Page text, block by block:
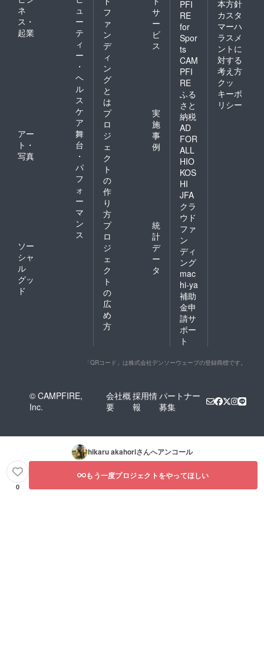
ネ
ス・
起業
ュ
ー
テ
ィ
ー
・
ヘ
ル
ス
ケ
ア
アー
ト・
写真
舞
台
・
パ
フ
ォ
ー
マ
ン
ス
ソー
シャ
ル
グッ
ド
フ
ァ
ン
デ
ィ
ン
グ
と
は
サ
ー
ビ
ス
プ
ロ
ジ
ェ
ク
ト
の
作
り
方
実
施
事
例
プ
ロ
ジ
ェ
ク
ト
の
広
め
方
統
計
デ
ー
タ
PFI
RE
for
Spor
ts
CAM
PFI
RE
ふる
さと
納税
AD
FOR
ALL
HIO
KOS
HI
JFA
クラ
ウド
ファ
ン
ディ
ング
mac
hi-ya
補助
金申
請サ
ポー
ト
本方針
カスタ
マーハ
ラスメ
ントに
対する
考え方
クッ
キーポ
リシー
「QRコード」は株式会社デンソーウェーブの登録商標です。
© CAMPFIRE,
Inc.
会社概
要
採用情
報
パートナー
募集
hikaru akahoriさんへアンコール
0
もう一度プロジェクトをやってほしい